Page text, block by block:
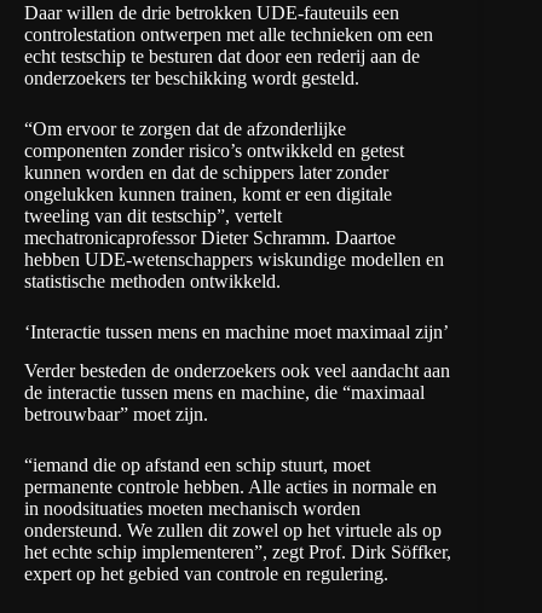
Daar willen de drie betrokken UDE-fauteuils een
controlestation ontwerpen met alle technieken om een
echt testschip te besturen dat door een rederij aan de
onderzoekers ter beschikking wordt gesteld.
“Om ervoor te zorgen dat de afzonderlijke
componenten zonder risico’s ontwikkeld en getest
kunnen worden en dat de schippers later zonder
ongelukken kunnen trainen, komt er een digitale
tweeling van dit testschip”, vertelt
mechatronicaprofessor Dieter Schramm. Daartoe
hebben UDE-wetenschappers wiskundige modellen en
statistische methoden ontwikkeld.
‘Interactie tussen mens en machine moet maximaal zijn’
Verder besteden de onderzoekers ook veel aandacht aan
de interactie tussen mens en machine, die “maximaal
betrouwbaar” moet zijn.
“iemand die op afstand een schip stuurt, moet
permanente controle hebben. Alle acties in normale en
in noodsituaties moeten mechanisch worden
ondersteund. We zullen dit zowel op het virtuele als op
het echte schip implementeren”, zegt Prof. Dirk Söffker,
expert op het gebied van controle en regulering.